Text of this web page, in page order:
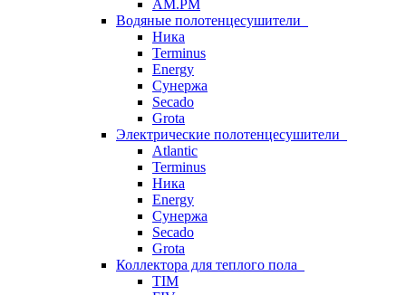
AM.PM
Водяные полотенцесушители
Ника
Terminus
Energy
Сунержа
Secado
Grota
Электрические полотенцесушители
Atlantic
Terminus
Ника
Energy
Сунержа
Secado
Grota
Коллектора для теплого пола
TIM